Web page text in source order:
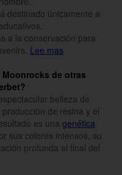
destinado únicamente a
a la conservación para
Lee mas
de otras
belleza de
de resina y el
es una genética
sus colores intensos, su
profunda al final del